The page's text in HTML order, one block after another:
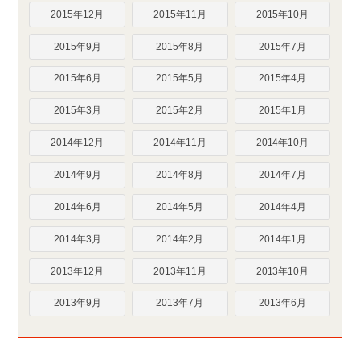
2015年12月 2015年11月 2015年10月
2015年9月 2015年8月 2015年7月
2015年6月 2015年5月 2015年4月
2015年3月 2015年2月 2015年1月
2014年12月 2014年11月 2014年10月
2014年9月 2014年8月 2014年7月
2014年6月 2014年5月 2014年4月
2014年3月 2014年2月 2014年1月
2013年12月 2013年11月 2013年10月
2013年9月 2013年7月 2013年6月